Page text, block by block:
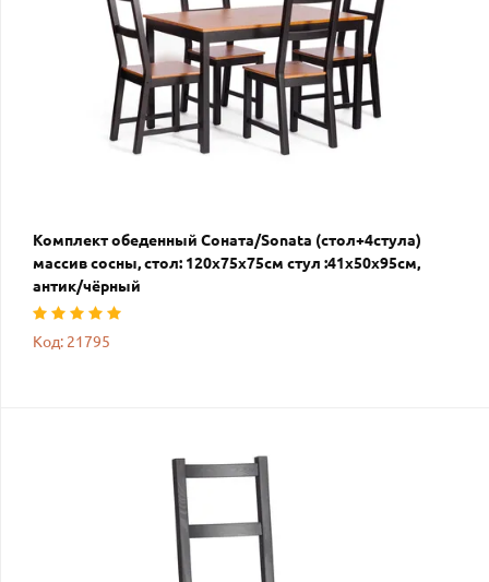
Комплект обеденный Соната/Sonata (стол+4стула)
массив сосны, стол: 120х75х75см стул :41х50х95см,
антик/чёрный
Код: 21795